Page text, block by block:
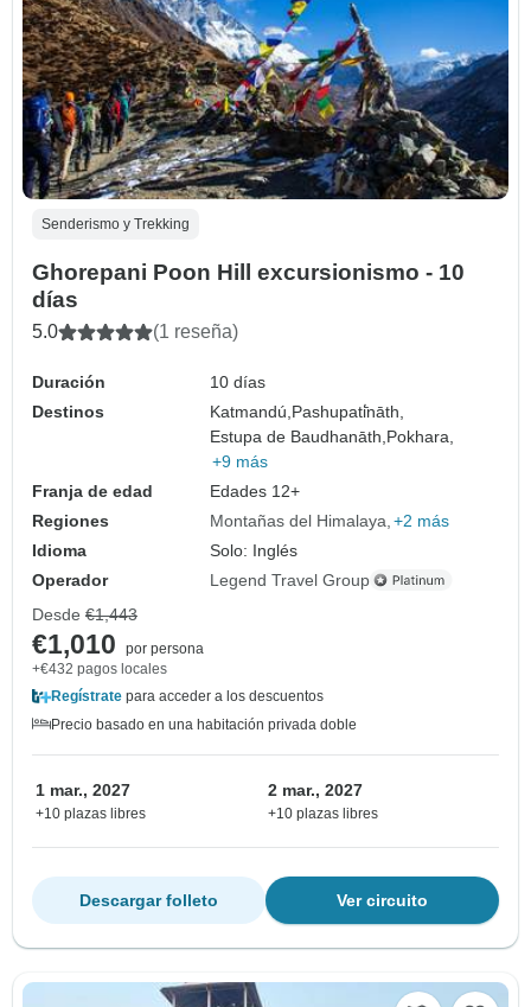
Senderismo y Trekking
Ghorepani Poon Hill excursionismo - 10
días
5.0 (1 reseña)
Duración
10 días
Destinos
Katmandú, Pashupati̇̄nāth,
Estupa de Baudhanāth, Pokhara,
+9 más
Franja de edad
Edades 12+
Regiones
Montañas del Himalaya +2 más
Idioma
Solo: Inglés
Operador
Legend Travel Group
Desde €1,443
€1,010
por persona
+€432 pagos locales
Regístrate para acceder a los descuentos
Precio basado en una habitación privada doble
1 mar., 2027
+10 plazas libres
2 mar., 2027
+10 plazas libres
Ver circuito
Descargar folleto